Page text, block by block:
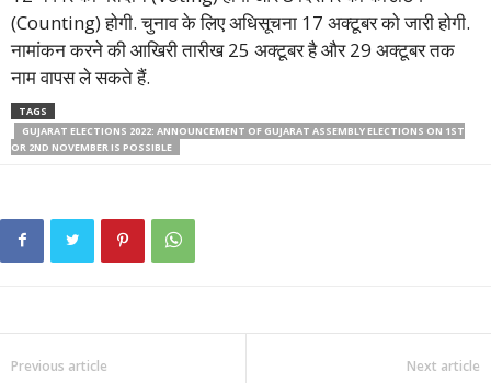
(Counting) होगी. चुनाव के लिए अधिसूचना 17 अक्टूबर को जारी होगी.
नामांकन करने की आखिरी तारीख 25 अक्टूबर है और 29 अक्टूबर तक
नाम वापस ले सकते हैं.
TAGS
GUJARAT ELECTIONS 2022: ANNOUNCEMENT OF GUJARAT ASSEMBLY ELECTIONS ON 1ST
OR 2ND NOVEMBER IS POSSIBLE
Previous article Next article